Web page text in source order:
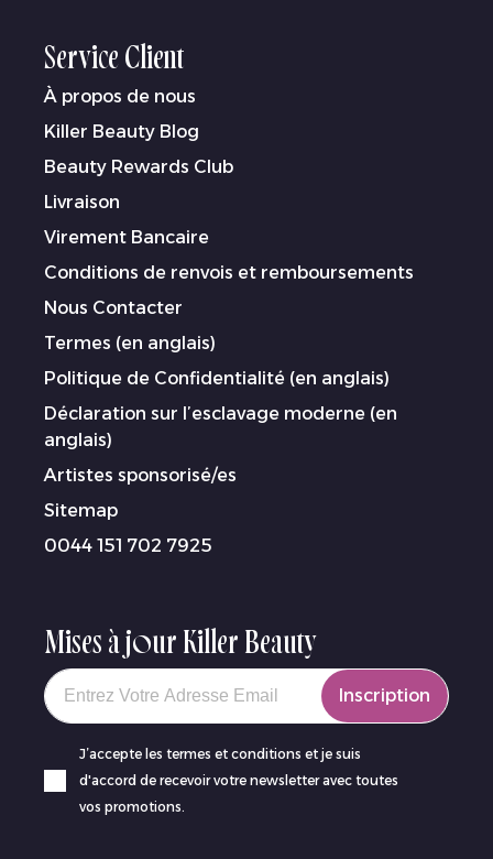
Service Client
À propos de nous
Killer Beauty Blog
Beauty Rewards Club
Livraison
Virement Bancaire
Conditions de renvois et remboursements
Nous Contacter
Termes (en anglais)
Politique de Confidentialité (en anglais)
Déclaration sur l’esclavage moderne (en
anglais)
Artistes sponsorisé/es
Sitemap
0044 151 702 7925
Mises à jour Killer Beauty
Your email
Inscription
J’accepte les termes et conditions et je suis
d'accord de recevoir votre newsletter avec toutes
vos promotions.